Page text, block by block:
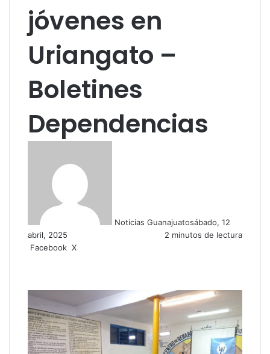
jóvenes en
Uriangato –
Boletines
Dependencias
Noticias Guanajuatosábado, 12
abril, 2025
2 minutos de lectura
Facebook X
p
p
t
i
r